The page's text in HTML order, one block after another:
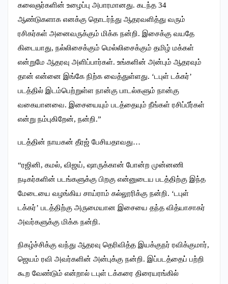
கலைஞர்களின் உழைப்பு அபாரமானது. கடந்த 34
ஆண்டுகளாக எனக்கு தொடர்ந்து ஆதரவளித்து வரும்
ரசிகர்கள் அனைவருக்கும் மிக்க நன்றி. இசைக்கு வயதே
கிடையாது, நல்லிசைக்கும் மெல்லிசைக்கும் தமிழ் மக்கள்
என்றுமே ஆதரவு அளிப்பார்கள். உங்களின் அன்பும் ஆதரவும்
தான் என்னை இங்கே நிற்க வைத்துள்ளது. ‘டபுள் டக்கர்’
படத்தில் இடம்பெற்றுள்ள நான்கு பாடல்களும் நான்கு
வகையானவை. இசையையும் படத்தையும் நீங்கள் ரசிப்பீர்கள்
என்று நம்புகிறேன், நன்றி.”
படத்தின் நாயகன் தீரஜ் பேசியதாவது…
“ரஜினி, கமல், விஜய், ஷாருக்கான் போன்ற முன்னணி
நடிகர்களின் படங்களுக்கு பிறகு என்னுடைய படத்திற்கு இந்த
மேடையை வழங்கிய சாய்ராம் கல்லூரிக்கு நன்றி. ‘டபுள்
டக்கர்’ படத்திற்கு அருமையான இசையை தந்த வித்யாசாகர்
அவர்களுக்கு மிக்க நன்றி.
நிகழ்ச்சிக்கு வந்து ஆதரவு தெரிவித்த இயக்குநர் ரவிக்குமார்,
ஜெயம் ரவி அவர்களின் அன்புக்கு நன்றி. இப்படத்தைப் பற்றி
கூற வேண்டும் என்றால் டபுள் டக்கரை திரையரங்கில்